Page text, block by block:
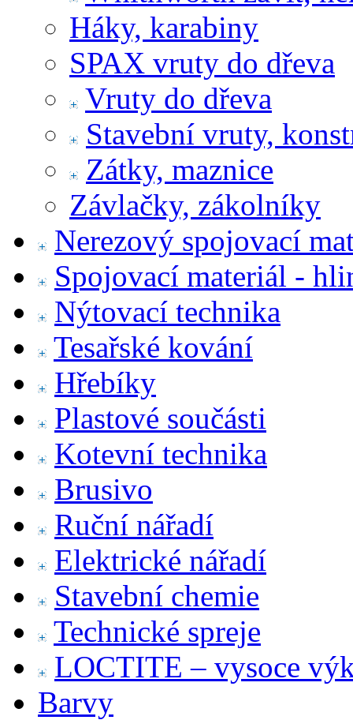
Háky, karabiny
SPAX vruty do dřeva
Vruty do dřeva
Stavební vruty,
Zátky, maznice
Závlačky, zákolníky
Nerezový spojovací
Spojovací materiál -
Nýtovací technika
Tesařské kování
Hřebíky
Plastové součásti
Kotevní technika
Brusivo
Ruční nářadí
Elektrické nářadí
Stavební chemie
Technické spreje
LOCTITE – vysoce
Barvy